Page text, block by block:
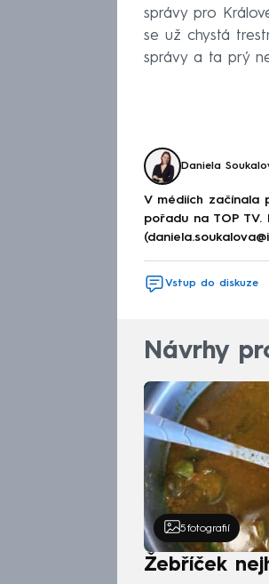
správy pro
se už chystá
správy a ta prý
Daniela
V médiích začínala
pořadu na TOP
Vstup do diskuze
Návrhy
5 fotografií
Žebříček